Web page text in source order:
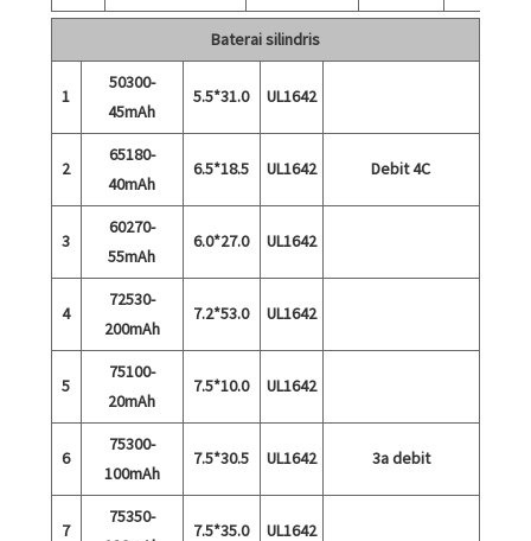
Baterai silindris
1
50300-
45mAh
5.5*31.0 UL1642
2
65180-
40mAh
6.5*18.5 UL1642 Debit 4C
3
60270-
55mAh
6.0*27.0 UL1642
4
72530-
200mAh
7.2*53.0 UL1642
5
75100-
20mAh
7.5*10.0 UL1642
6
75300-
100mAh
7.5*30.5 UL1642 3a debit
7
75350-
7.5*35.0 UL1642